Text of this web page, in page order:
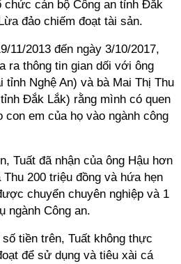
chức cán bộ Công an tỉnh Đắk
đảo chiếm đoạt tài sản.
11/2013 đến ngày 3/10/2017,
ra thông tin gian dối với ông
tỉnh Nghệ An) và bà Mai Thị Thu
Đắk Lắk) rằng mình có quen
con em của họ vào ngành công
Tuất đã nhận của ông Hậu hơn
200 triệu đồng và hứa hẹn
chuyển chuyên nghiệp và 1
ngành Công an.
tiền trên, Tuất không thực
để sử dụng và tiêu xài cá